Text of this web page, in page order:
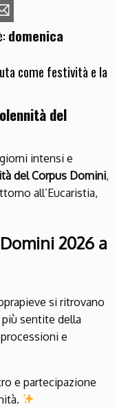
domenica
come festività e la
del
intensi e
del Corpus Domini,
all’Eucaristia,
2026 a
si ritrovano
sentite della
e
e partecipazione